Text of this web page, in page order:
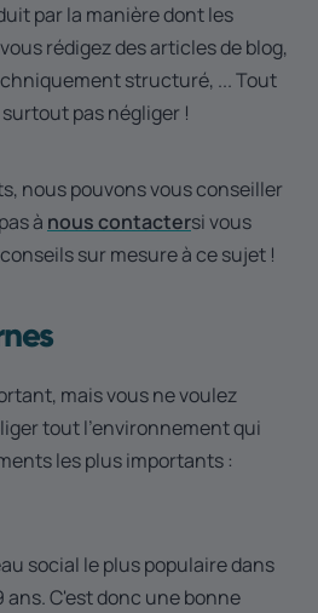
par la manière dont les
rédigez des articles de blog,
structuré, ... Tout
pas négliger !
nous pouvons vous conseiller
à nous contactersi vous
sur mesure à ce sujet !
mais vous ne voulez
tout l'environnement qui
les plus importants :
social le plus populaire dans
C'est donc une bonne